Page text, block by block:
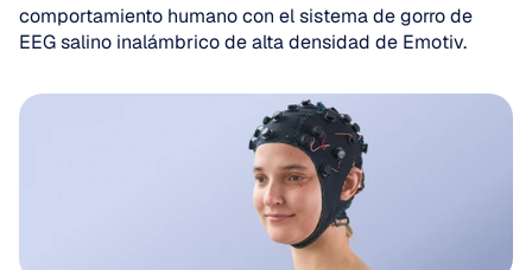
comportamiento humano con el sistema de gorro de
EEG salino inalámbrico de alta densidad de Emotiv.